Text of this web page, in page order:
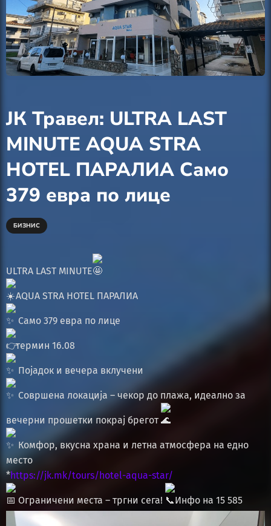
ЈК Травел: ULTRA LAST
MINUTE AQUA STRA
HOTEL ПАРАЛИА Само
379 евра по лице
БИЗНИС
ULTRA LAST MINUTE
AQUA STRA HOTEL ПАРАЛИА
Само 379 евра по лице
термин 16.08
Појадок и вечера вклучени
Совршена локација – чекор до плажа, идеално за
вечерни прошетки покрај брегот
Комфор, вкусна храна и летна атмосфера на едно
место
*https://jk.mk/tours/hotel-aqua-star/
Ограничени места – тргни сега! Инфо на 15 585